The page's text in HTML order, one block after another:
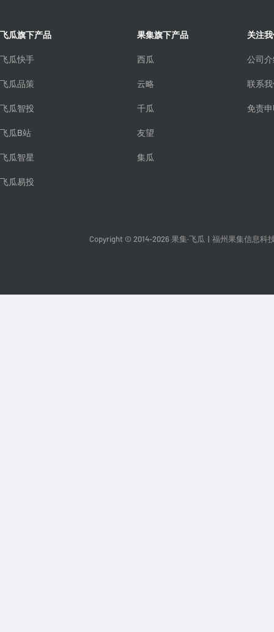
飞瓜旗下产品
飞瓜快手
飞瓜品策
飞瓜智投
飞瓜B站
飞瓜智星
飞瓜易投
果集旗下产品
西瓜
云略
千瓜
友望
集瓜
关注
公司
联系
免责
Copyright © 2014-2026 果集·飞瓜 福州果集信息科